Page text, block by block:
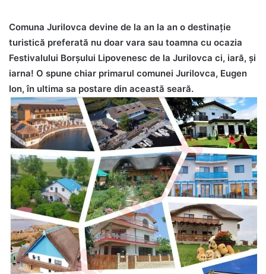
Comuna Jurilovca devine de la an la an o destinație
turistică preferată nu doar vara sau toamna cu ocazia
Festivalului Borșului Lipovenesc de la Jurilovca ci, iară, și
iarna! O spune chiar primarul comunei Jurilovca, Eugen
Ion, în ultima sa postare din această seară.